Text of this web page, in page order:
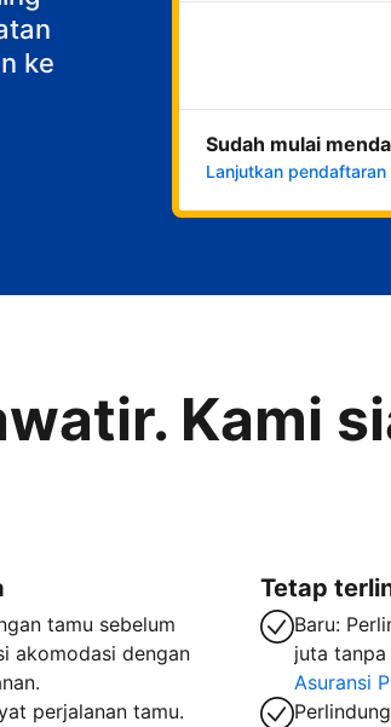
ke
Mulai
Sudah mulai
Lanjutkan pendaftaran
Kami
tamu sebelum
akomodasi dengan
perjalanan tamu.
Tetap
Baru:
juta
Asuransi